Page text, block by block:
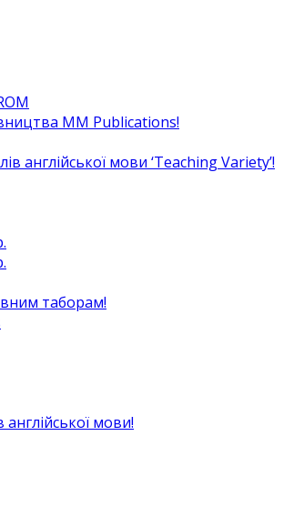
MM Publications!
англійської мови ‘Teaching Variety’!
таборам!
мови!